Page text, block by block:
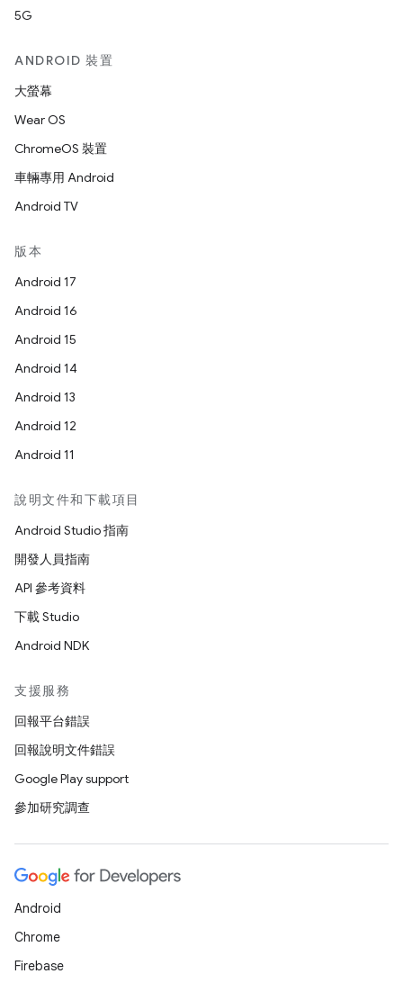
5G
ANDROID 裝置
大螢幕
Wear OS
ChromeOS 裝置
車輛專用 Android
Android TV
版本
Android 17
Android 16
Android 15
Android 14
Android 13
Android 12
Android 11
說明文件和下載項目
Android Studio 指南
開發人員指南
API 參考資料
下載 Studio
Android NDK
支援服務
回報平台錯誤
回報說明文件錯誤
Google Play support
參加研究調查
Android
Chrome
Firebase